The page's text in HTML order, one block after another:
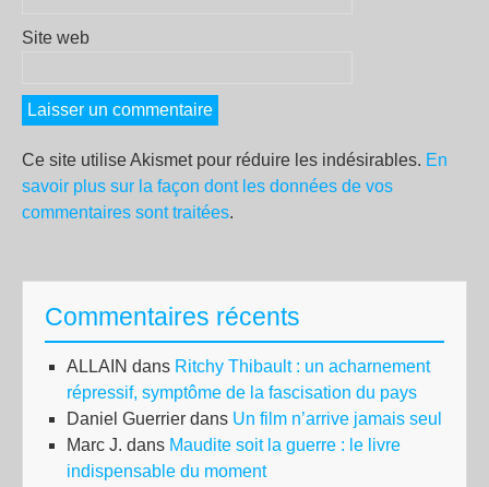
Site web
Ce site utilise Akismet pour réduire les indésirables. En
savoir plus sur la façon dont les données de vos
commentaires sont traitées.
Commentaires récents
ALLAIN dans Ritchy Thibault : un acharnement
répressif, symptôme de la fascisation du pays
Daniel Guerrier dans Un film n’arrive jamais seul
Marc J. dans Maudite soit la guerre : le livre
indispensable du moment